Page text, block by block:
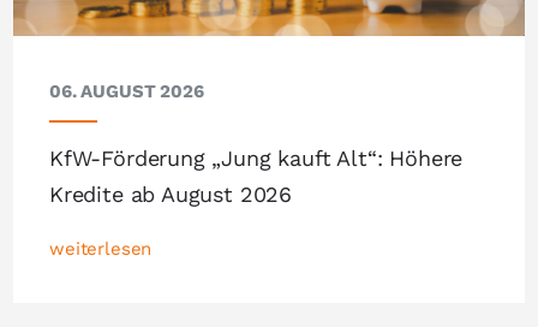
06. AUGUST 2026
KfW-Förderung „Jung kauft Alt“: Höhere
Kredite ab August 2026
weiterlesen